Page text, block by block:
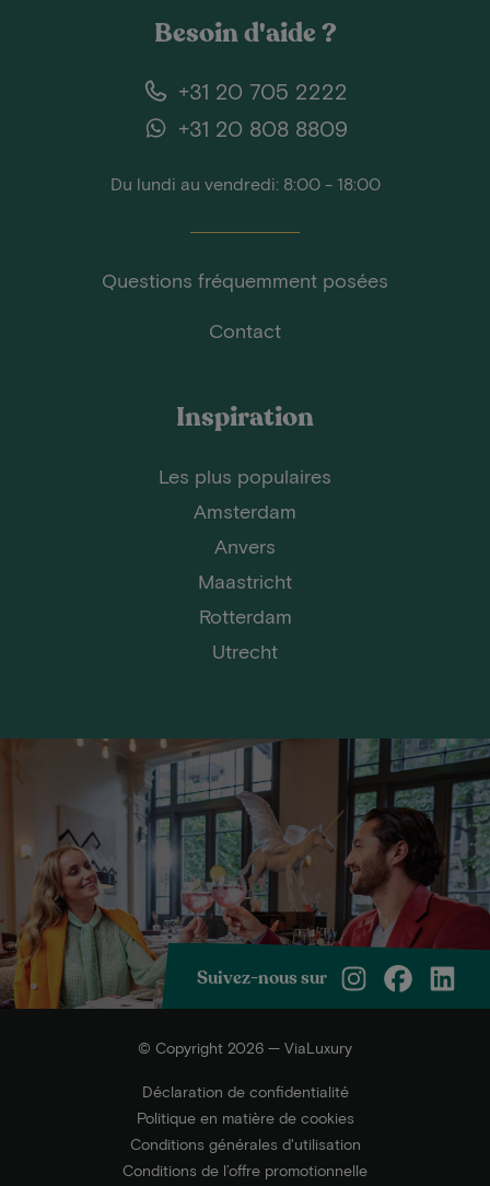
Besoin d'aide ?
+31 20 705 2222
+31 20 808 8809
Du lundi au vendredi: 8:00 - 18:00
Questions fréquemment posées
Contact
Inspiration
Les plus populaires
Amsterdam
Anvers
Maastricht
Rotterdam
Utrecht
Suivez-nous sur
© Copyright 2026 — ViaLuxury
Déclaration de confidentialité
Politique en matière de cookies
Conditions générales d'utilisation
Conditions de l’offre promotionnelle